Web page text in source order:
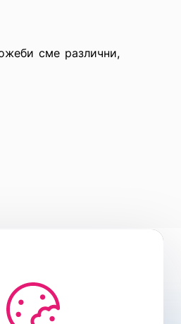
сме различни,